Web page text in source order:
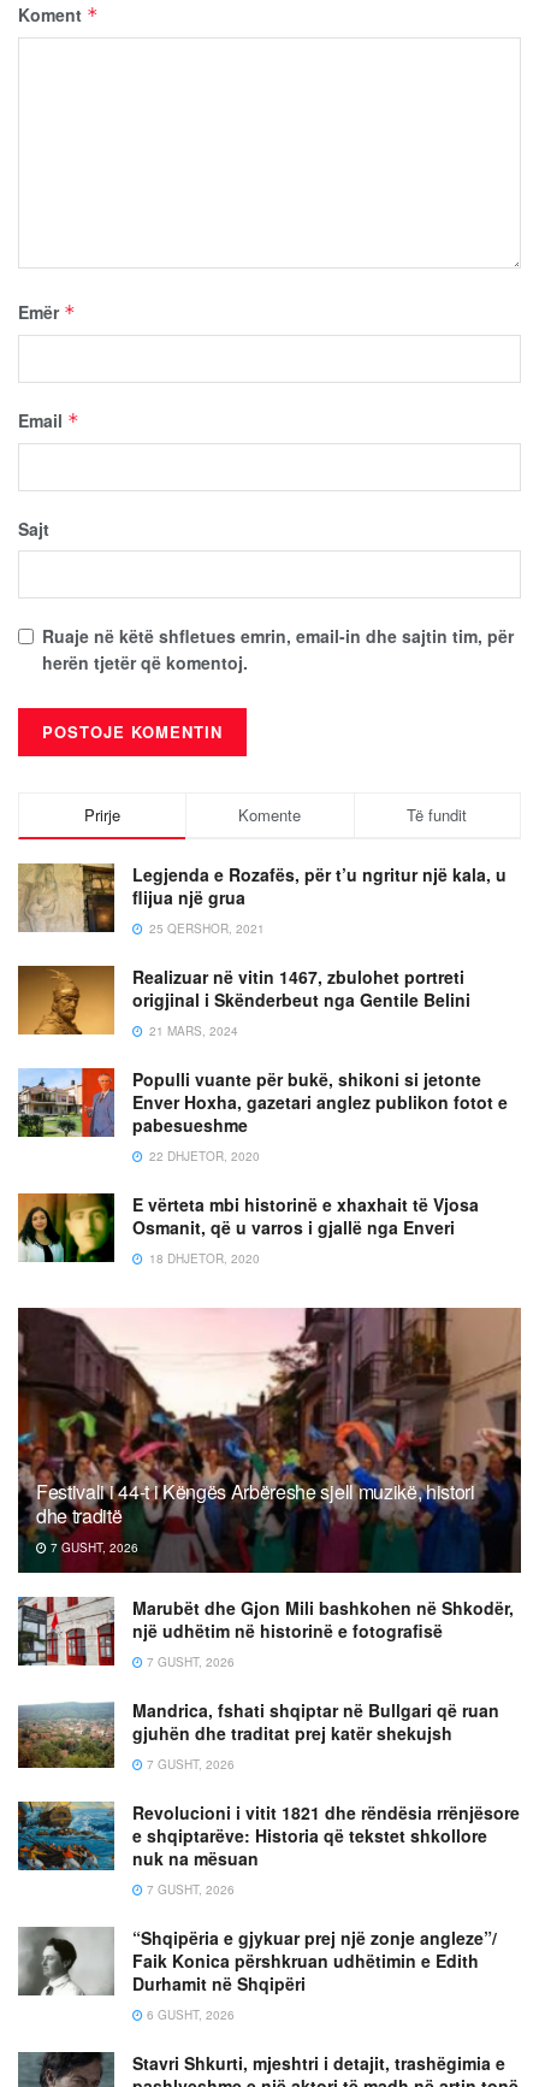
Koment *
Emër *
Email *
Sajt
Ruaje në këtë shfletues emrin, email-in dhe sajtin tim, për
herën tjetër që komentoj.
Prirje Komente Të fundit
Legjenda e Rozafës, për t’u ngritur një kala, u
flijua një grua
25 QERSHOR, 2021
Realizuar në vitin 1467, zbulohet portreti
origjinal i Skënderbeut nga Gentile Belini
21 MARS, 2024
Populli vuante për bukë, shikoni si jetonte
Enver Hoxha, gazetari anglez publikon fotot e
pabesueshme
22 DHJETOR, 2020
E vërteta mbi historinë e xhaxhait të Vjosa
Osmanit, që u varros i gjallë nga Enveri
18 DHJETOR, 2020
Festivali i 44-t i Këngës Arbëreshe sjell muzikë, histori
dhe traditë
7 GUSHT, 2026
Marubët dhe Gjon Mili bashkohen në Shkodër,
një udhëtim në historinë e fotografisë
7 GUSHT, 2026
Mandrica, fshati shqiptar në Bullgari që ruan
gjuhën dhe traditat prej katër shekujsh
7 GUSHT, 2026
Revolucioni i vitit 1821 dhe rëndësia rrënjësore
e shqiptarëve: Historia që tekstet shkollore
nuk na mësuan
7 GUSHT, 2026
“Shqipëria e gjykuar prej një zonje angleze”/
Faik Konica përshkruan udhëtimin e Edith
Durhamit në Shqipëri
6 GUSHT, 2026
Stavri Shkurti, mjeshtri i detajit, trashëgimia e